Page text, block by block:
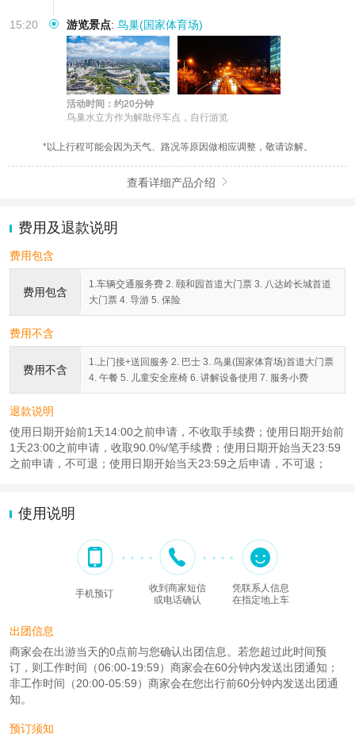
15:20 游览景点: 鸟巢(国家体育场)
活动时间：约20分钟
鸟巢水立方作为解散停车点，自行游览
*以上行程可能会因为天气、路况等原因做相应调整，敬请谅解。
查看详细产品介绍 
费用及退款说明
费用包含
费用包含
1.车辆交通服务费 2. 颐和园首道大门票 3. 八达岭长城首道
大门票 4. 导游 5. 保险
费用不含
费用不含
1.上门接+送回服务 2. 巴士 3. 鸟巢(国家体育场)首道大门票
4. 午餐 5. 儿童安全座椅 6. 讲解设备使用 7. 服务小费
退款说明
使用日期开始前1天14:00之前申请，不收取手续费；使用日期开始前
1天23:00之前申请，收取90.0%/笔手续费；使用日期开始当天23:59
之前申请，不可退；使用日期开始当天23:59之后申请，不可退；
使用说明
手机预订
收到商家短信
或电话确认
凭联系人信息
在指定地上车
出团信息
商家会在出游当天的0点前与您确认出团信息。若您超过此时间预
订，则工作时间（06:00-19:59）商家会在60分钟内发送出团通知；
非工作时间（20:00-05:59）商家会在您出行前60分钟内发送出团通
知。
预订须知